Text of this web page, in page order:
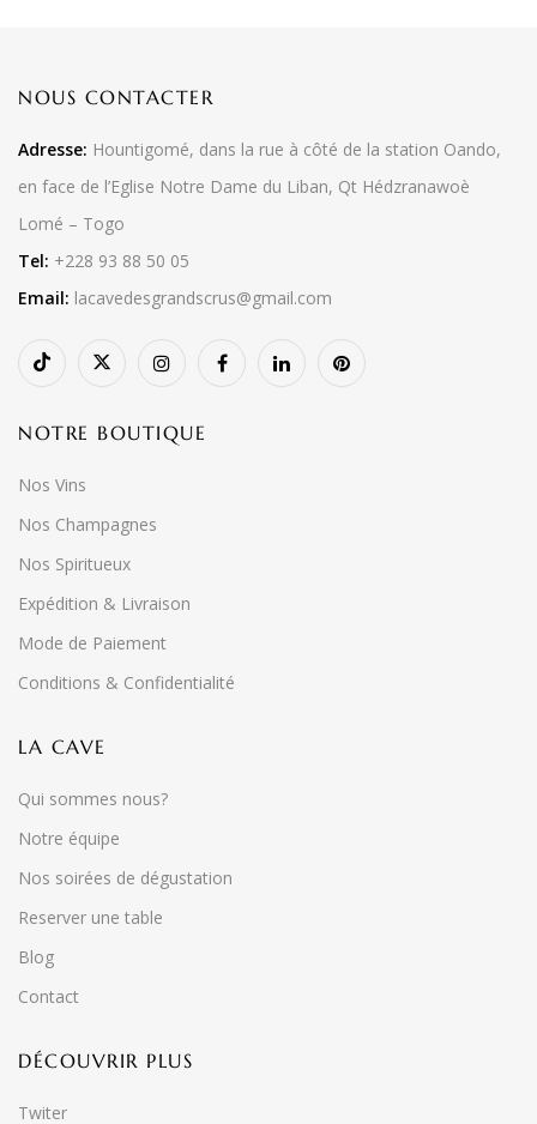
NOUS CONTACTER
Adresse: Hountigomé, dans la rue à côté de la station Oando,
en face de l’Eglise Notre Dame du Liban, Qt Hédzranawoè
Lomé – Togo
Tel: +228 93 88 50 05
Email: lacavedesgrandscrus@gmail.com
NOTRE BOUTIQUE
Nos Vins
Nos Champagnes
Nos Spiritueux
Expédition & Livraison
Mode de Paiement
Conditions & Confidentialité
LA CAVE
Qui sommes nous?
Notre équipe
Nos soirées de dégustation
Reserver une table
Blog
Contact
DÉCOUVRIR PLUS
Twiter